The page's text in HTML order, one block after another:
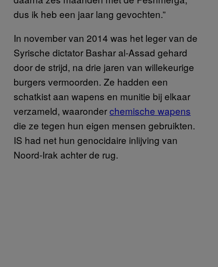
dus ik heb een jaar lang gevochten.”
In november van 2014 was het leger van de
Syrische dictator Bashar al-Assad gehard
door de strijd, na drie jaren van willekeurige
burgers vermoorden. Ze hadden een
schatkist aan wapens en munitie bij elkaar
verzameld, waaronderchemische wapens
die ze tegen hun eigen mensen gebruikten.
IS had net hun genocidaire inlijving van
Noord-Irak achter de rug.